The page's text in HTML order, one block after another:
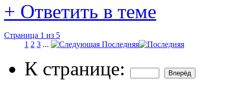
+ Ответить в теме
Страница 1 из 5
1 2 3 ... Последняя
К странице: